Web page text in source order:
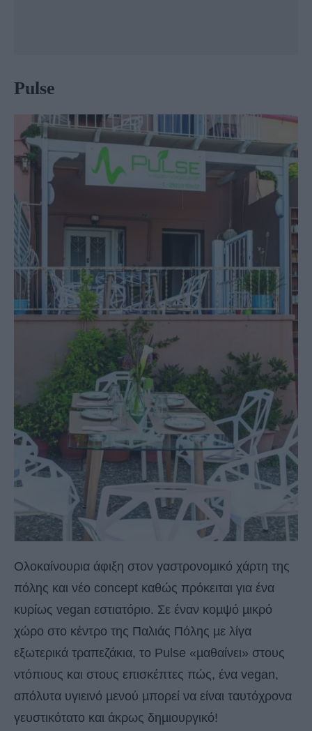
Pulse
Ολοκαίνουρια άφιξη στον γαστρονοµικό χάρτη της
πόλης και νέο concept καθώς πρόκειται για ένα
κυρίως vegan εστιατόριο. Σε έναν κοµψό µικρό
χώρο στο κέντρο της Παλιάς Πόλης µε λίγα
εξωτερικά τραπεζάκια, το Pulse «µαθαίνει» στους
ντόπιους και στους επισκέπτες πώς, ένα vegan,
απόλυτα υγιεινό µενού µπορεί να είναι ταυτόχρονα
γευστικότατο και άκρως δηµιουργικό!